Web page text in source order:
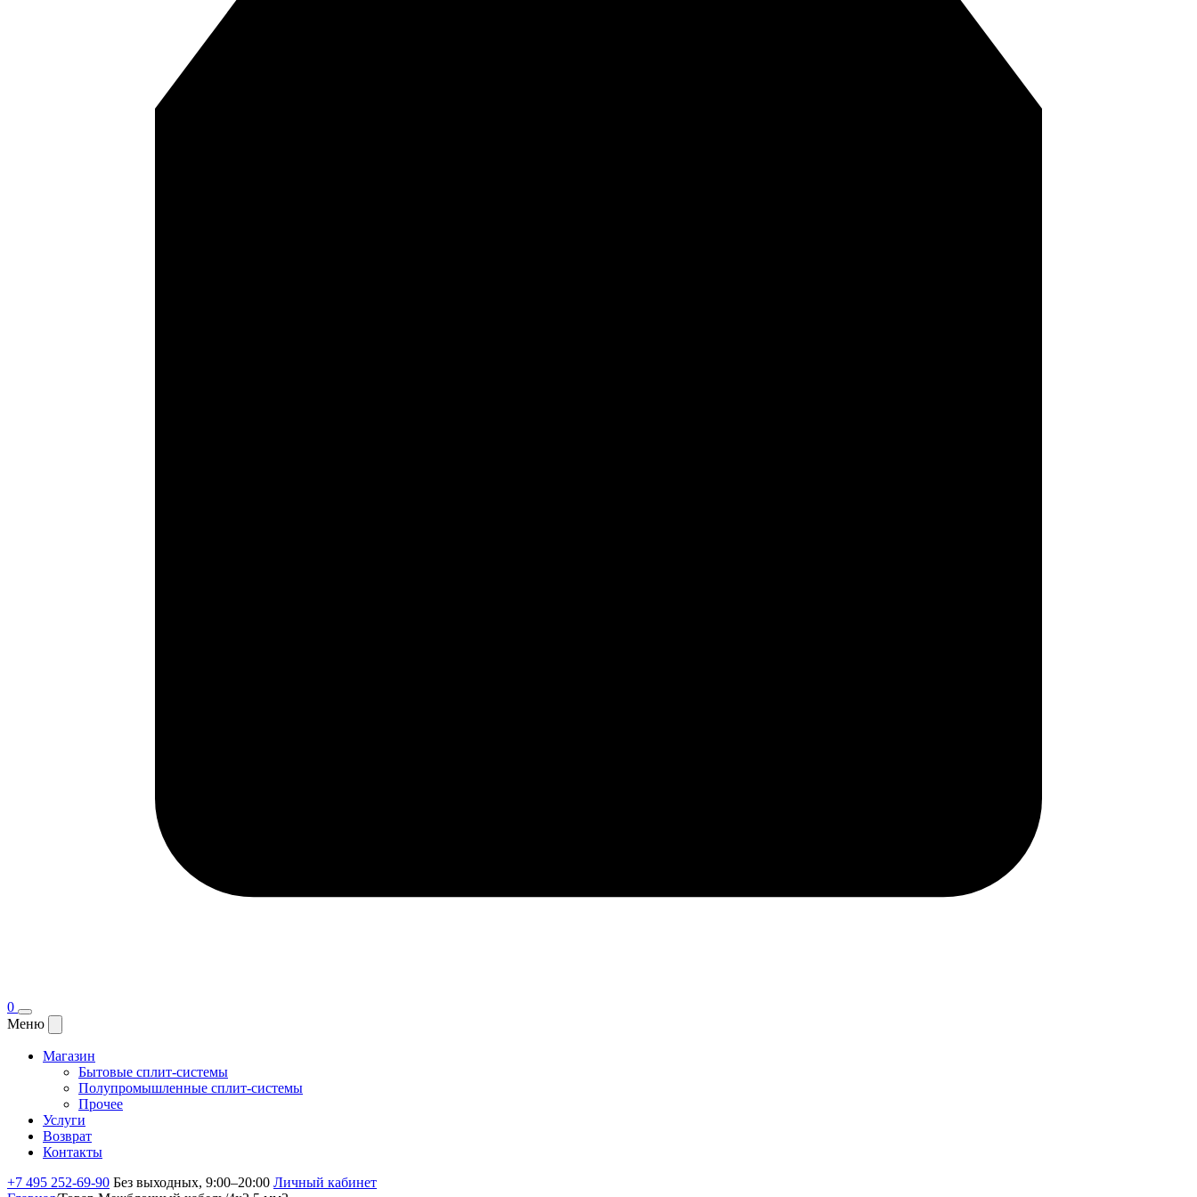
0
Меню
Магазин
Бытовые сплит-системы
Полупромышленные сплит-системы
Прочее
Услуги
Возврат
Контакты
+7 495 252-69-90 Без выходных, 9:00–20:00 Личный кабинет